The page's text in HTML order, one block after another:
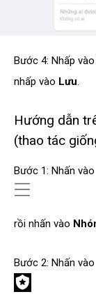
Bước 4: Nhấp vào
nhấp vào Lưu.
Hướng dẫn
(thao tác
Bước 1: Nhấn vào
rồi nhấn vào
Bước 2: Nhấn vào